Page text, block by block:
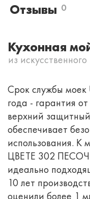
Отзывы 0
Кухонная
из
Срок службы моек
года - гарантия
верхний защитный
обеспечивает
использования. К
ЦВЕТЕ 302
идеально
10 лет
оценили более 1